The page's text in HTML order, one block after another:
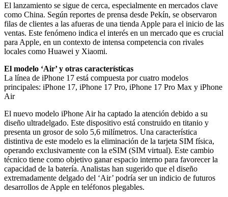
El lanzamiento se sigue de cerca, especialmente en mercados clave
como China. Según reportes de prensa desde Pekín, se observaron
filas de clientes a las afueras de una tienda Apple para el inicio de las
ventas. Este fenómeno indica el interés en un mercado que es crucial
para Apple, en un contexto de intensa competencia con rivales
locales como Huawei y Xiaomi.
El modelo ‘Air’ y otras características
La línea de iPhone 17 está compuesta por cuatro modelos
principales: iPhone 17, iPhone 17 Pro, iPhone 17 Pro Max y iPhone
Air
El nuevo modelo iPhone Air ha captado la atención debido a su
diseño ultradelgado. Este dispositivo está construido en titanio y
presenta un grosor de solo 5,6 milímetros. Una característica
distintiva de este modelo es la eliminación de la tarjeta SIM física,
operando exclusivamente con la eSIM (SIM virtual). Este cambio
técnico tiene como objetivo ganar espacio interno para favorecer la
capacidad de la batería. Analistas han sugerido que el diseño
extremadamente delgado del ‘Air’ podría ser un indicio de futuros
desarrollos de Apple en teléfonos plegables.